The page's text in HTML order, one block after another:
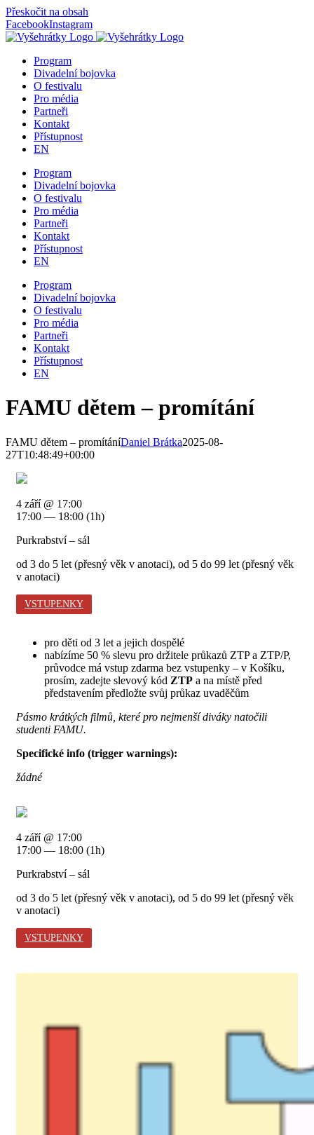
Přeskočit na obsah
FacebookInstagram
Program
Divadelní bojovka
O festivalu
Pro média
Partneři
Kontakt
Přístupnost
EN
Program
Divadelní bojovka
O festivalu
Pro média
Partneři
Kontakt
Přístupnost
EN
Program
Divadelní bojovka
O festivalu
Pro média
Partneři
Kontakt
Přístupnost
EN
FAMU dětem – promítání
FAMU dětem – promítáníDaniel Brátka2025-08-
27T10:48:49+00:00
pro děti od 3 let a jejich dospělé
nabízíme 50 % slevu pro držitele průkazů ZTP a ZTP/P,
průvodce má vstup zdarma bez vstupenky – v Košíku,
prosím, zadejte slevový kód ZTP a na místě před
představením předložte svůj průkaz uvaděčům
Pásmo krátkých filmů, které pro nejmenší diváky natočili
studenti FAMU.
Specifické info (trigger warnings):
žádné
4 září @ 17:00
17:00 — 18:00 (1h)
Purkrabství – sál
od 3 do 5 let (přesný věk v anotaci), od 5 do 99 let (přesný věk
v anotaci)
VSTUPENKY
4 září @ 17:00
17:00 — 18:00 (1h)
Purkrabství – sál
od 3 do 5 let (přesný věk v anotaci), od 5 do 99 let (přesný věk
v anotaci)
VSTUPENKY